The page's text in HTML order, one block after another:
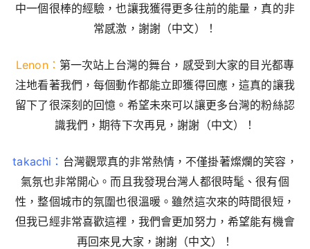
中一個很棒的經驗，也讓我獲得更多往前的能量，真的非
常感激，謝謝（中文）！
Lenon： 第一次站上台灣的舞台，感受到大家的目光都專
注地看著我們，每個動作都能立即獲得回應，這真的讓我
留下了很深刻的回憶。希望未來可以讓更多台灣的粉絲認
識我們，期待下次再見，謝謝（中文）！
takachi： 台灣觀眾真的非常熱情，不僅掛著燦爛的笑容，
氣氛也非常開心。而且我發現台灣人都很時髦、很有個
性，整個城市的氛圍也很溫暖。雖然這次來的時間很短，
但我已經非常喜歡這裡，我們會更加努力，希望能有機會
再回來見大家，謝謝（中文）！